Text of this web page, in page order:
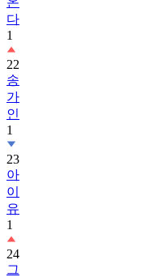
다
1
22
송
가
인
1
23
아
이
유
1
24
그